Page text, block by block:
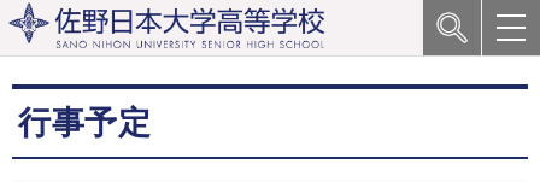
行事予定